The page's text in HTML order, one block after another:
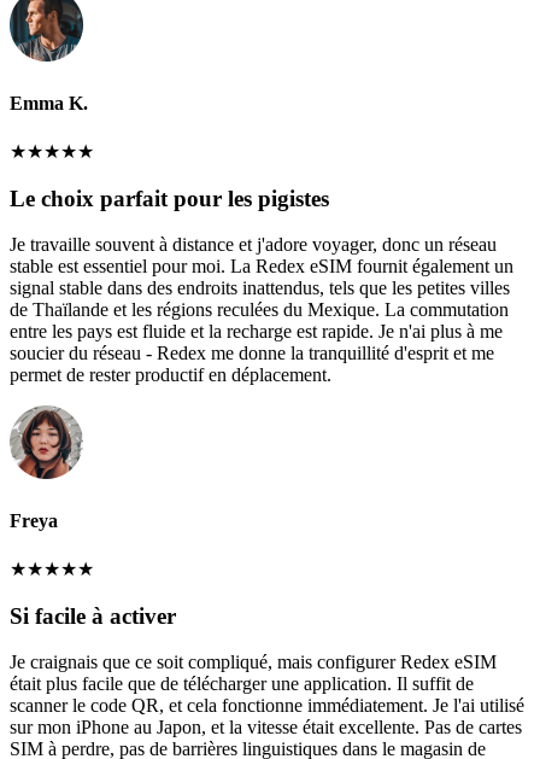
Emma K.
★★★★★
Le choix parfait pour les pigistes
Je travaille souvent à distance et j'adore voyager, donc un réseau
stable est essentiel pour moi. La Redex eSIM fournit également un
signal stable dans des endroits inattendus, tels que les petites villes
de Thaïlande et les régions reculées du Mexique. La commutation
entre les pays est fluide et la recharge est rapide. Je n'ai plus à me
soucier du réseau - Redex me donne la tranquillité d'esprit et me
permet de rester productif en déplacement.
Freya
★★★★★
Si facile à activer
Je craignais que ce soit compliqué, mais configurer Redex eSIM
était plus facile que de télécharger une application. Il suffit de
scanner le code QR, et cela fonctionne immédiatement. Je l'ai utilisé
sur mon iPhone au Japon, et la vitesse était excellente. Pas de cartes
SIM à perdre, pas de barrières linguistiques dans le magasin de